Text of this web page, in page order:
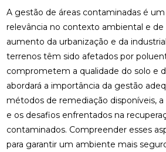
A gestão de áreas contaminadas é
relevância no contexto ambiental e de
aumento da urbanização e da
terrenos têm sido afetados por
comprometem a qualidade do solo e
abordará a importância da gestão
métodos de remediação disponíveis,
e os desafios enfrentados na
contaminados. Compreender esses
para garantir um ambiente mais